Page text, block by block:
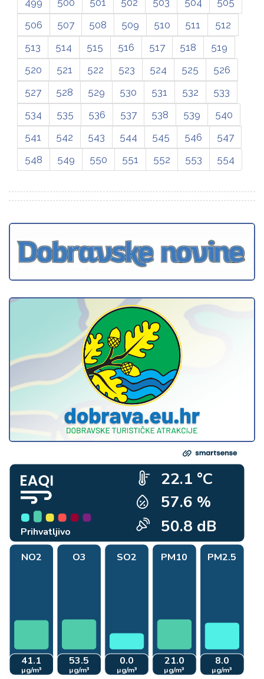
499 500 501 502 503 504
505
506
507 508 509 510 511
512
513
514 515 516 517 518
519
520
521 522 523 524 525
526
527
528 529 530 531 532
533
534
535 536 537 538 539
540
541
542 543 544 545 546
547
548
549 550 551 552 553 554